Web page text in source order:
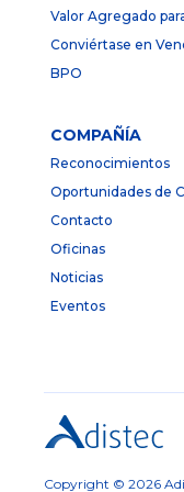
Valor Agregado
Conviértase en
BPO
COMPAÑÍA
Reconocimientos
Oportunidades de
Contacto
Oficinas
Noticias
Eventos
Copyright © 2026